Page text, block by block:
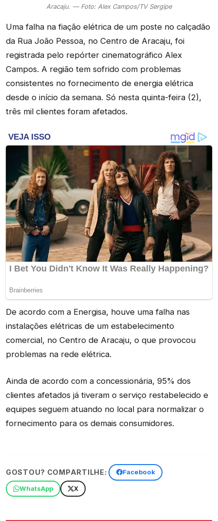
Aracaju. — Foto: Alex Campos/TV Sergipe
Uma falha na fiação elétrica de um poste no calçadão
da Rua João Pessoa, no Centro de Aracaju, foi
registrada pelo repórter cinematográfico Alex
Campos. A região tem sofrido com problemas
consistentes no fornecimento de energia elétrica
desde o início da semana. Só nesta quinta-feira (2),
três mil clientes foram afetados.
De acordo com a Energisa, houve uma falha nas
instalações elétricas de um estabelecimento
comercial, no Centro de Aracaju, o que provocou
problemas na rede elétrica.
Ainda de acordo com a concessionária, 95% dos
clientes afetados já tiveram o serviço restabelecido e
equipes seguem atuando no local para normalizar o
fornecimento para os demais consumidores.
GOSTOU? COMPARTILHE: Facebook
WhatsApp X